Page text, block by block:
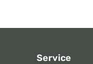
Service